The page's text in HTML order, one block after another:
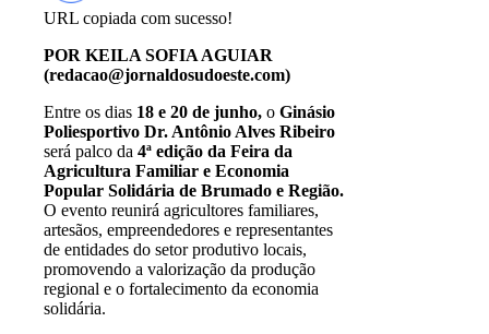
URL copiada com sucesso!
POR KEILA SOFIA AGUIAR
(redacao@jornaldosudoeste.com)
Entre os dias 18 e 20 de junho, o Ginásio
Poliesportivo Dr. Antônio Alves Ribeiro
será palco da 4ª edição da Feira da
Agricultura Familiar e Economia
Popular Solidária de Brumado e Região.
O evento reunirá agricultores familiares,
artesãos, empreendedores e representantes
de entidades do setor produtivo locais,
promovendo a valorização da produção
regional e o fortalecimento da economia
solidária.